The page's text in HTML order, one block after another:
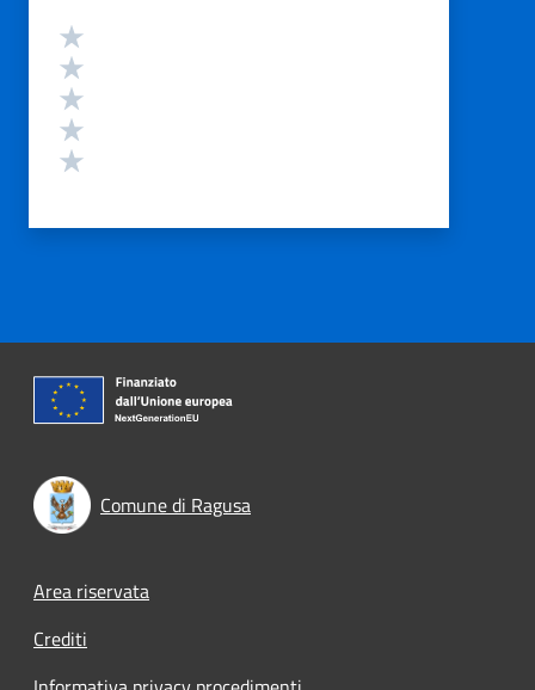
Valutazione
Comune di Ragusa
Footer menu
Area riservata
Crediti